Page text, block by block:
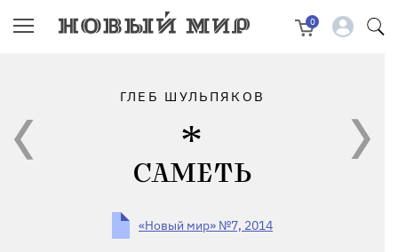
0
ГЛЕБ ШУЛЬПЯКОВ
САМЕТЬ
«Новый мир» №7, 2014